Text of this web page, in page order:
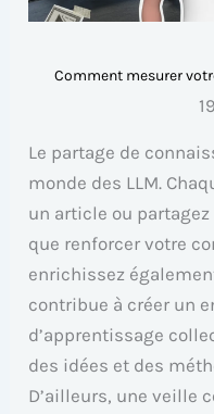
Comment mesurer
Le partage de
monde des LLM.
un article ou
que renforcer votre
enrichissez
contribue à créer un
d’apprentissage
des idées et des
D’ailleurs, une veille